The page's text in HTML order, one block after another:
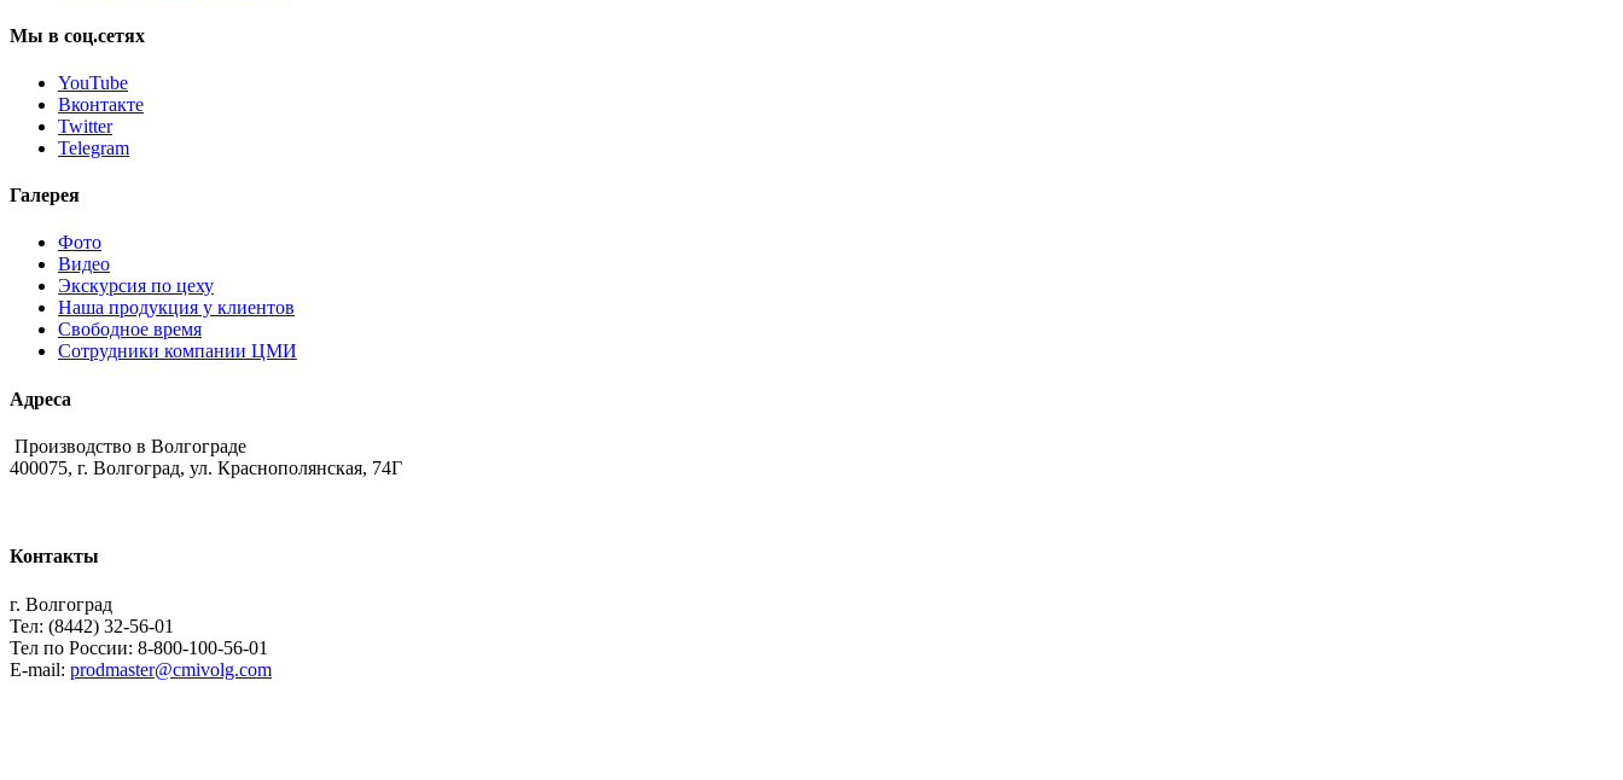
Мы в соц.сетях
YouTube
Вконтакте
Twitter
Telegram
Галерея
Фото
Видео
Экскурсия по цеху
Наша продукция у клиентов
Свободное время
Сотрудники компании ЦМИ
Адреса
Производство в Волгограде
400075, г. Волгоград, ул. Краснополянская, 74Г
Контакты
г. Волгоград
Тел: (8442) 32-56-01
Тел по России: 8-800-100-56-01
E-mail: prodmaster@cmivolg.com